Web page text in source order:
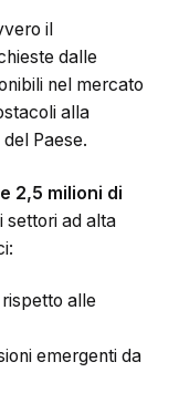
il
dalle
nel mercato
alla
Paese.
2,5 milioni di
settori ad alta
alle
emergenti da